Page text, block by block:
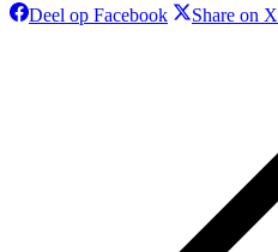
Deel op FacebookDeelShare on X